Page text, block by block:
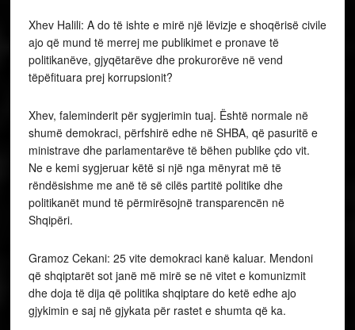
Xhev Halili: A do të ishte e mirë një lëvizje e shoqërisë civile
ajo që mund të merrej me publikimet e pronave të
politikanëve, gjyqëtarëve dhe prokurorëve në vend
tëpëfituara prej korrupsionit?
Xhev, faleminderit për sygjerimin tuaj. Është normale në
shumë demokraci, përfshirë edhe në SHBA, që pasuritë e
ministrave dhe parlamentarëve të bëhen publike çdo vit.
Ne e kemi sygjeruar këtë si një nga mënyrat më të
rëndësishme me anë të së cilës partitë politike dhe
politikanët mund të përmirësojnë transparencën në
Shqipëri.
Gramoz Cekani: 25 vite demokraci kanë kaluar. Mendoni
që shqiptarët sot janë më mirë se në vitet e komunizmit
dhe doja të dija që politika shqiptare do ketë edhe ajo
gjykimin e saj në gjykata për rastet e shumta që ka.